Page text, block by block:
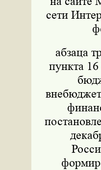
сети
абзаца
пункта